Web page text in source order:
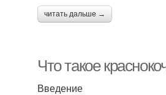
читать дальше →
Что такое
Введение